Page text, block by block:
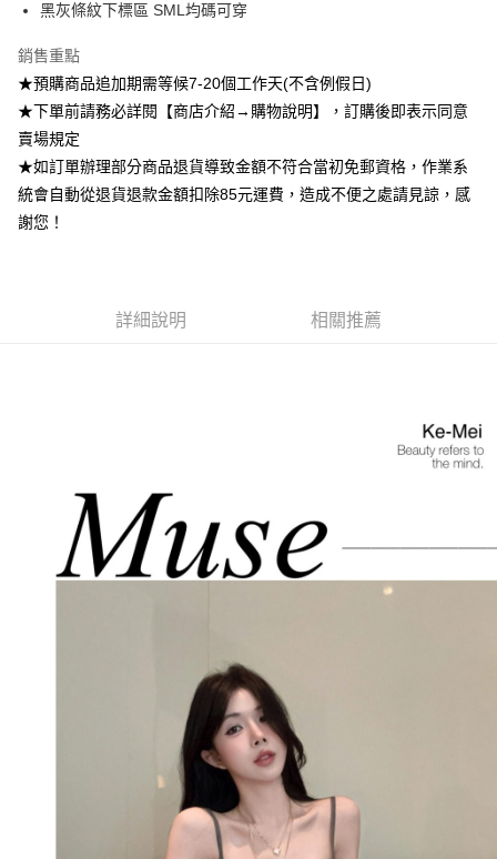
全家付款取貨
付款後全家取貨
每筆NT$85，滿NT$1,200(含以上)免運費
每筆NT$85，滿NT$1,200(含以上)免運費
付款後7-11取貨
每筆NT$85，滿NT$1,200(含以上)免運費
黑灰條紋下標區 SML均碼可穿
銷售重點
★預購商品追加期需等候7-20個工作天(不含例假日)
★下單前請務必詳閱【商店介紹→購物說明】，訂購後即表示同意
賣場規定
★如訂單辦理部分商品退貨導致金額不符合當初免郵資格，作業系
統會自動從退貨退款金額扣除85元運費，造成不便之處請見諒，感
謝您！
詳細說明 相關推薦